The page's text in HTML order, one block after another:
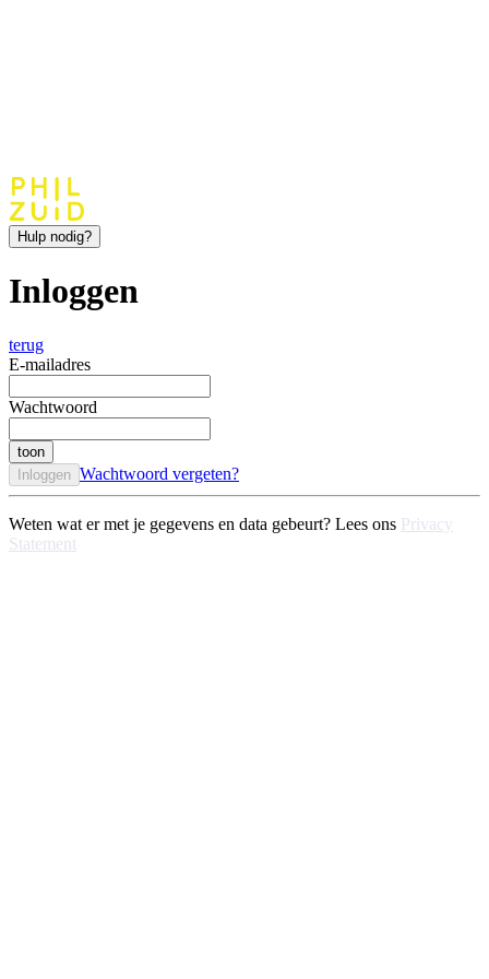
Hulp nodig?
Inloggen
terug
E-mailadres
Wachtwoord
toon
Inloggen Wachtwoord vergeten?
Weten wat er met je gegevens en data gebeurt? Lees ons Privacy
Statement